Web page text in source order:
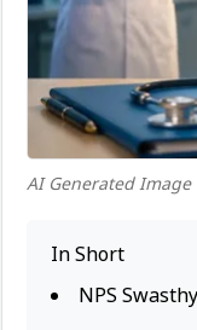
AI Generated Image
In Short
NPS